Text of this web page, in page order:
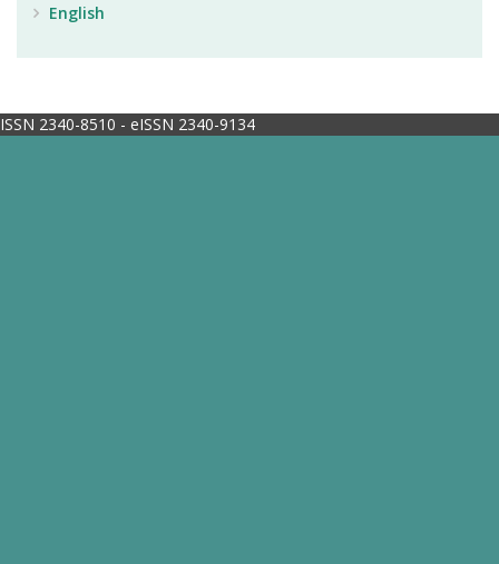
English
ISSN 2340-8510 - eISSN 2340-9134